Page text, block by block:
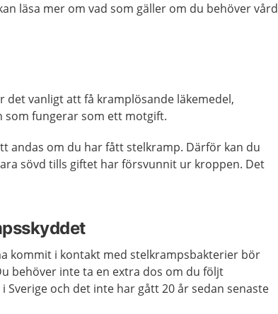
läsa mer om vad som gäller om du behöver vård
det vanligt att få kramplösande läkemedel,
som fungerar som ett motgift.
andas om du har fått stelkramp. Därför kan du
sövd tills giftet har försvunnit ur kroppen. Det
kommit i kontakt med stelkrampsbakterier bör
behöver inte ta en extra dos om du följt
och det inte har gått 20 år sedan senaste